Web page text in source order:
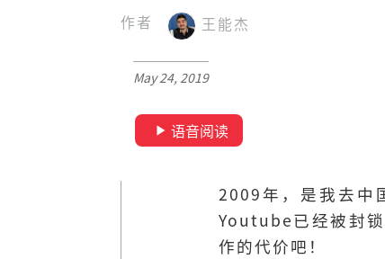
作者 王能杰
May 24, 2019
语音阅读
2009年，是我去中
Youtube已经被封
作的代价吧！